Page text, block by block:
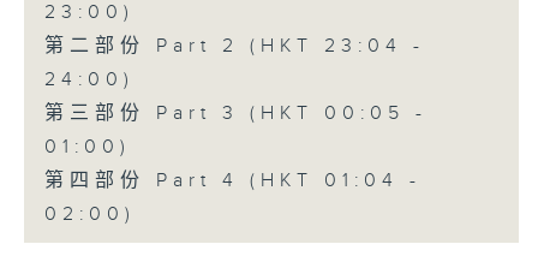
「珍珠塔(三)」
由 陳蘭、雪娟、廣玉 主唱
23:00)
第二部份 Part 2 (HKT 23:04 -
24:00)
第三部份 Part 3 (HKT 00:05 -
01:00)
第四部份 Part 4 (HKT 01:04 -
02:00)